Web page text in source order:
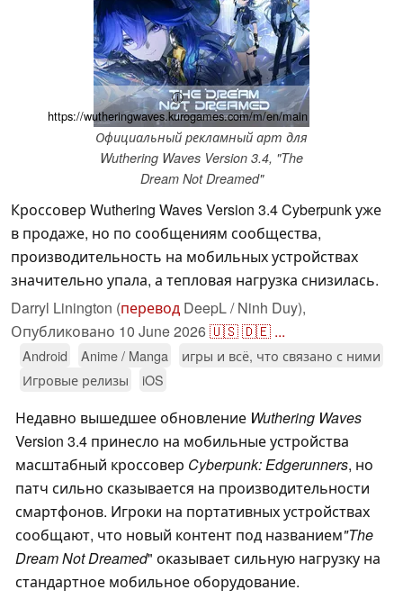
ⓘ
https://wutheringwaves.kurogames.com/m/en/main
Официальный рекламный арт для
Wuthering Waves Version 3.4, "The
Dream Not Dreamed"
Кроссовер Wuthering Waves Version 3.4 Cyberpunk уже
в продаже, но по сообщениям сообщества,
производительность на мобильных устройствах
значительно упала, а тепловая нагрузка снизилась.
Darryl Linington (перевод DeepL / Ninh Duy),
Опубликовано 10 June 2026🇺🇸🇩🇪 ...
Android Anime / Manga
игры и всё, что связано с ними
Игровые релизы
iOS
Недавно вышедшее обновление Wuthering Waves
Version 3.4 принесло на мобильные устройства
масштабный кроссовер Cyberpunk: Edgerunners, но
патч сильно сказывается на производительности
смартфонов. Игроки на портативных устройствах
сообщают, что новый контент под названием"The
Dream Not Dreamed" оказывает сильную нагрузку на
стандартное мобильное оборудование.